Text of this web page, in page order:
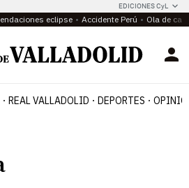
EDICIONES CyL
eclipse Accidente Perú Ola de
REAL VALLADOLID DEPORTES